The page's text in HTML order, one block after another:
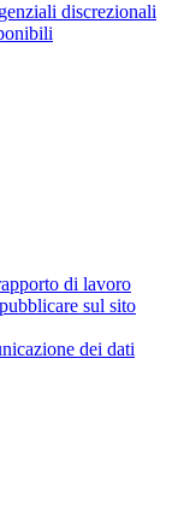
discrezionali
di lavoro
sul sito
dei dati